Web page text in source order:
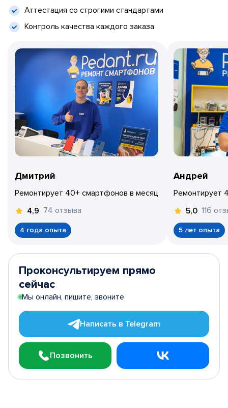
Аттестация со строгими стандартами
Контроль качества каждого заказа
Дмитрий
Ремонтирует 40+ смартфонов в месяц
4,9 74 отзыва
4 года опыта
Андрей
Ремонтирует
5,0 116
5 лет опыта
Проконсультируем прямо
сейчас
Мы онлайн, пишите, звоните
Написать в Telegram
Позвонить